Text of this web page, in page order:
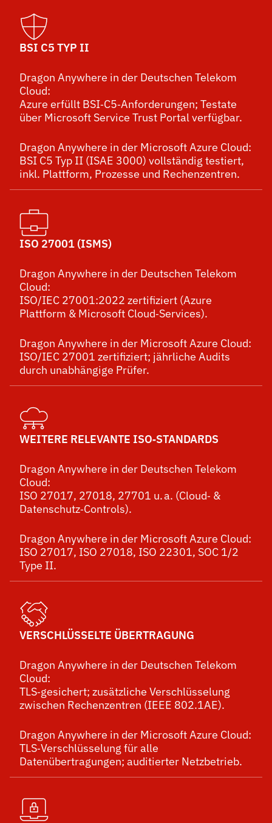
BSI C5 TYP II
Dragon Anywhere in der Deutschen Telekom
Cloud:
Azure erfüllt BSI‑C5‑Anforderungen; Testate
über Microsoft Service Trust Portal verfügbar.
Dragon Anywhere in der Microsoft Azure Cloud:
BSI C5 Typ II (ISAE 3000) vollständig testiert,
inkl. Plattform, Prozesse und Rechenzentren.
ISO 27001 (ISMS)
Dragon Anywhere in der Deutschen Telekom
Cloud:
ISO/IEC 27001:2022 zertifiziert (Azure
Plattform & Microsoft Cloud‑Services).
Dragon Anywhere in der Microsoft Azure Cloud:
ISO/IEC 27001 zertifiziert; jährliche Audits
durch unabhängige Prüfer.
WEITERE RELEVANTE ISO‑STANDARDS
Dragon Anywhere in der Deutschen Telekom
Cloud:
ISO 27017, 27018, 27701 u. a. (Cloud‑ &
Datenschutz‑Controls).
Dragon Anywhere in der Microsoft Azure Cloud:
ISO 27017, ISO 27018, ISO 22301, SOC 1/2
Type II.
VERSCHLÜSSELTE ÜBERTRAGUNG
Dragon Anywhere in der Deutschen Telekom
Cloud:
TLS‑gesichert; zusätzliche Verschlüsselung
zwischen Rechenzentren (IEEE 802.1AE).
Dragon Anywhere in der Microsoft Azure Cloud:
TLS‑Verschlüsselung für alle
Datenübertragungen; auditierter Netzbetrieb.